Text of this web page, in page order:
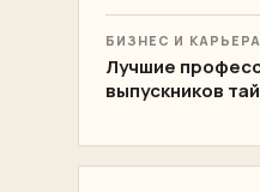
БИЗНЕС И КАРЬЕРА
Лучшие
выпускников